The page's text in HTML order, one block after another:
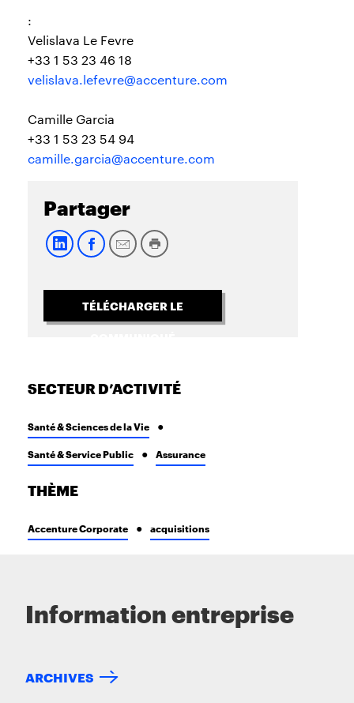
:
Velislava Le Fevre
+33 1 53 23 46 18
velislava.lefevre@accenture.com
Camille Garcia
+33 1 53 23 54 94
camille.garcia@accenture.com
Partager
TÉLÉCHARGER LE
SECTEUR D’ACTIVITÉ
Santé & Sciences de la Vie
Santé & Service Public Assurance
THÈME
Accenture Corporate acquisitions
Information entreprise
ARCHIVES